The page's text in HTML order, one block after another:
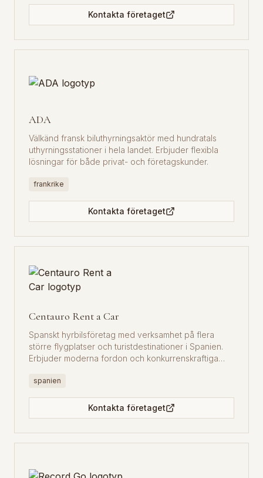
Kontakta företaget
ADA
Välkänd fransk biluthyrningsaktör med hundratals
uthyrningsstationer i hela landet. Erbjuder flexibla
lösningar för både privat- och företagskunder.
frankrike
Kontakta företaget
Centauro Rent a Car
Spanskt hyrbilsföretag med verksamhet på flera
större flygplatser och turistdestinationer i Spanien.
Erbjuder moderna fordon och konkurrenskraftiga
spanien
Kontakta företaget